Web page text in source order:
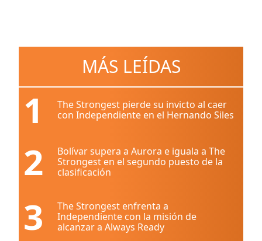
MÁS LEÍDAS
1
The Strongest pierde su invicto al caer
con Independiente en el Hernando Siles
2
Bolívar supera a Aurora e iguala a The
Strongest en el segundo puesto de la
clasificación
3
The Strongest enfrenta a
Independiente con la misión de
alcanzar a Always Ready